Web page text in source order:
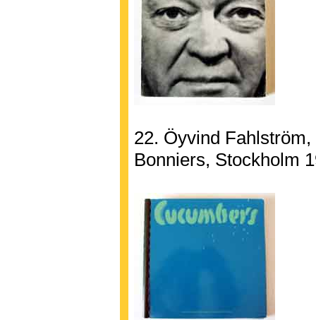
22. Öyvind
Bonniers, Stockholm